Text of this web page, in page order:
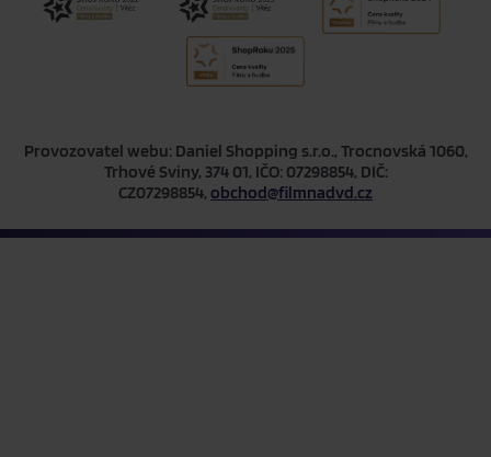
Provozovatel webu: Daniel Shopping s.r.o., Trocnovská 1060,
Trhové Sviny, 374 01, IČO: 07298854, DIČ:
CZ07298854, obchod@filmnadvd.cz